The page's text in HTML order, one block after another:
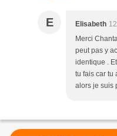
E Elisabeth
Merci
peut pas y
identique .
tu fais car tu
alors je suis